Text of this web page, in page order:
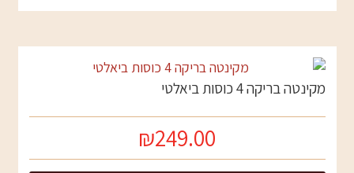
מקינטה בריקה 4 כוסות ביאלטי
₪249.00